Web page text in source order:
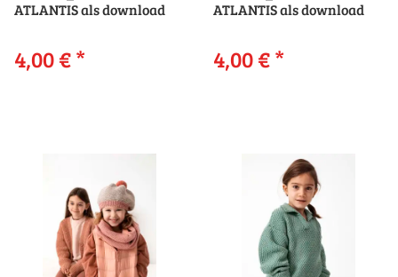
ATLANTIS als download
4,00 €*
ATLANTIS als download
4,00 €*